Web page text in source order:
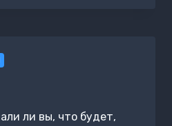
ли вы, что будет,